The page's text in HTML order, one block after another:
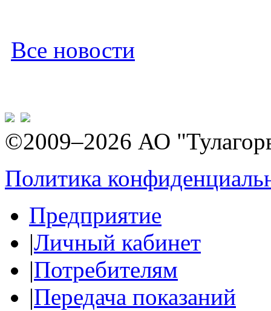
Все новости
©2009–2026 АО
Политика
Предприятие
|Личный кабинет
|Потребителям
|Передача показаний